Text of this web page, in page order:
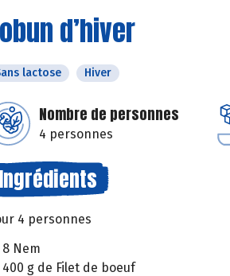
d’hiver
lactose Hiver
Nombre de personnes
4 personnes
Ingrédients
4 personnes
8 Nem
400 g de Filet de boeuf